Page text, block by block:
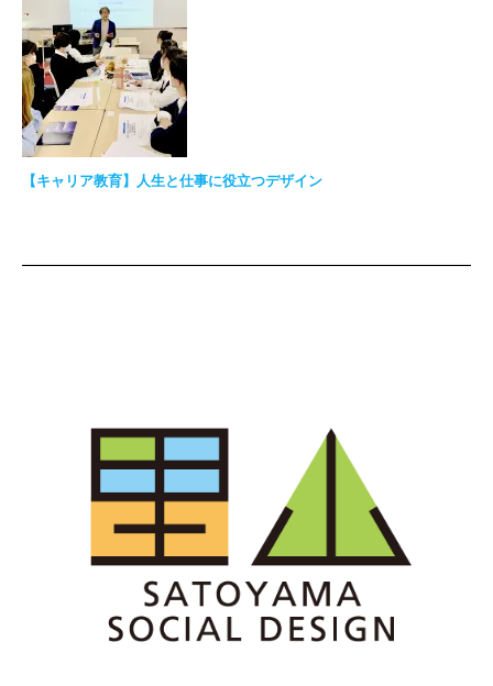
【キャリア教育】人生と仕事に役立つデザイン